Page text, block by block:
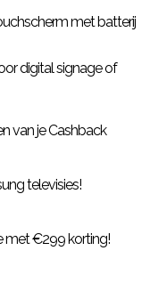
met batterij
digital signage of
van je Cashback
televisies!
met €299 korting!